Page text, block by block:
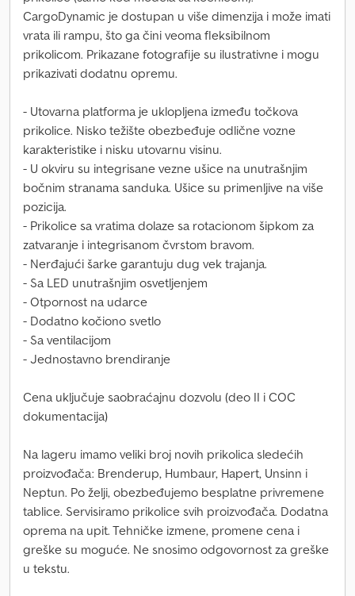
CargoDynamic je dostupan u više dimenzija i može imati
vrata ili rampu, što ga čini veoma fleksibilnom
prikolicom. Prikazane fotografije su ilustrativne i mogu
prikazivati dodatnu opremu.
- Utovarna platforma je uklopljena između točkova
prikolice. Nisko težište obezbeđuje odlične vozne
karakteristike i nisku utovarnu visinu.
- U okviru su integrisane vezne ušice na unutrašnjim
bočnim stranama sanduka. Ušice su primenljive na više
pozicija.
- Prikolice sa vratima dolaze sa rotacionom šipkom za
zatvaranje i integrisanom čvrstom bravom.
- Nerđajući šarke garantuju dug vek trajanja.
- Sa LED unutrašnjim osvetljenjem
- Otpornost na udarce
- Dodatno kočiono svetlo
- Sa ventilacijom
- Jednostavno brendiranje
Cena uključuje saobraćajnu dozvolu (deo II i COC
dokumentacija)
Na lageru imamo veliki broj novih prikolica sledećih
proizvođača: Brenderup, Humbaur, Hapert, Unsinn i
Neptun. Po želji, obezbeđujemo besplatne privremene
tablice. Servisiramo prikolice svih proizvođača. Dodatna
oprema na upit. Tehničke izmene, promene cena i
greške su moguće. Ne snosimo odgovornost za greške
u tekstu.